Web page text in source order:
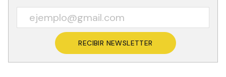
RECIBIR NEWSLETTER